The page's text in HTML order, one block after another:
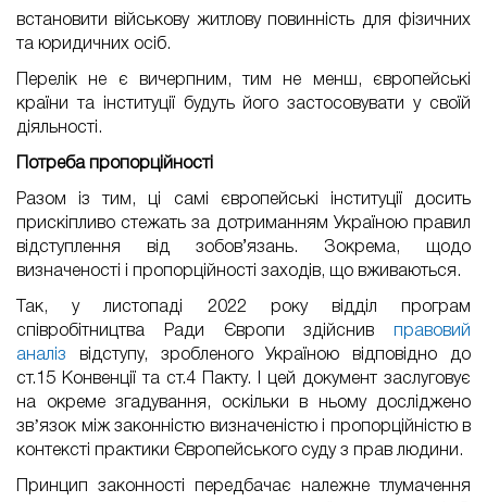
встановити військову житлову повинність для фізичних
та юридичних осіб.
Перелік не є вичерпним, тим не менш, європейські
країни та інституції будуть його застосовувати у своїй
діяльності.
Потреба пропорційності
Разом із тим, ці самі європейські інституції досить
прискіпливо стежать за дотриманням Україною правил
відступлення від зобов’язань. Зокрема, щодо
визначеності і пропорційності заходів, що вживаються.
Так, у листопаді 2022 року відділ програм
співробітництва Ради Європи здійснив
правовий
аналіз відступу, зробленого Україною відповідно до
ст.15 Конвенції та ст.4 Пакту. І цей документ заслуговує
на окреме згадування, оскільки в ньому досліджено
звʼязок між законністю визначеністю і пропорційністю в
контексті практики Європейського суду з прав людини.
Принцип законності передбачає належне тлумачення